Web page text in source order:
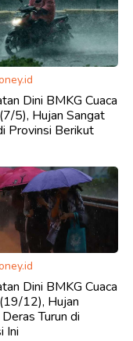
Dini BMKG Cuaca
5), Hujan Sangat
Provinsi Berikut
Dini BMKG Cuaca
12), Hujan
Turun di
Ini